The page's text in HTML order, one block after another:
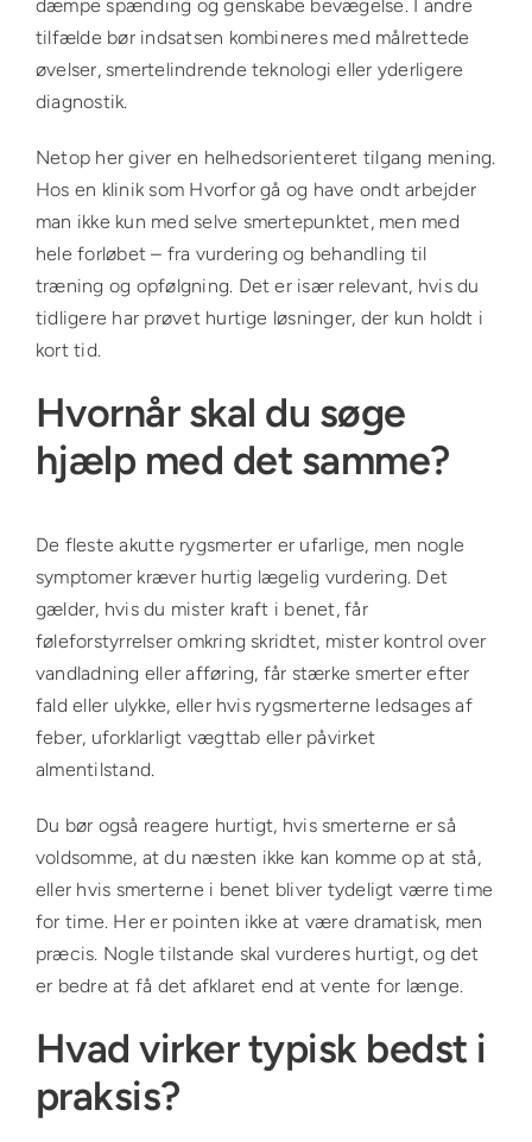
dæmpe spænding og genskabe bevægelse. I andre
tilfælde bør indsatsen kombineres med målrettede
øvelser, smertelindrende teknologi eller yderligere
diagnostik.
Netop her giver en helhedsorienteret tilgang mening.
Hos en klinik som Hvorfor gå og have ondt arbejder
man ikke kun med selve smertepunktet, men med
hele forløbet – fra vurdering og behandling til
træning og opfølgning. Det er især relevant, hvis du
tidligere har prøvet hurtige løsninger, der kun holdt i
kort tid.
Hvornår skal du søge
hjælp med det samme?
De fleste akutte rygsmerter er ufarlige, men nogle
symptomer kræver hurtig lægelig vurdering. Det
gælder, hvis du mister kraft i benet, får
føleforstyrrelser omkring skridtet, mister kontrol over
vandladning eller afføring, får stærke smerter efter
fald eller ulykke, eller hvis rygsmerterne ledsages af
feber, uforklarligt vægttab eller påvirket
almentilstand.
Du bør også reagere hurtigt, hvis smerterne er så
voldsomme, at du næsten ikke kan komme op at stå,
eller hvis smerterne i benet bliver tydeligt værre time
for time. Her er pointen ikke at være dramatisk, men
præcis. Nogle tilstande skal vurderes hurtigt, og det
er bedre at få det afklaret end at vente for længe.
Hvad virker typisk bedst i
praksis?